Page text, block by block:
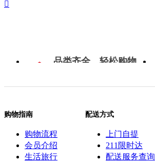

品类齐全，轻松购物
购物指南
购物流程
会员介绍
生活旅行
配送方式
上门自提
211限时达
配送服务查询